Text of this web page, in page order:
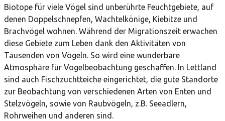
Biotope für viele Vögel sind unberührte Feuchtgebiete, auf
denen Doppelschnepfen, Wachtelkönige, Kiebitze und
Brachvögel wohnen. Während der Migrationszeit erwachen
diese Gebiete zum Leben dank den Aktivitäten von
Tausenden von Vögeln. So wird eine wunderbare
Atmosphäre für Vogelbeobachtung geschaffen. In Lettland
sind auch Fischzuchtteiche eingerichtet, die gute Standorte
zur Beobachtung von verschiedenen Arten von Enten und
Stelzvögeln, sowie von Raubvögeln, z.B. Seeadlern,
Rohrweihen und anderen sind.